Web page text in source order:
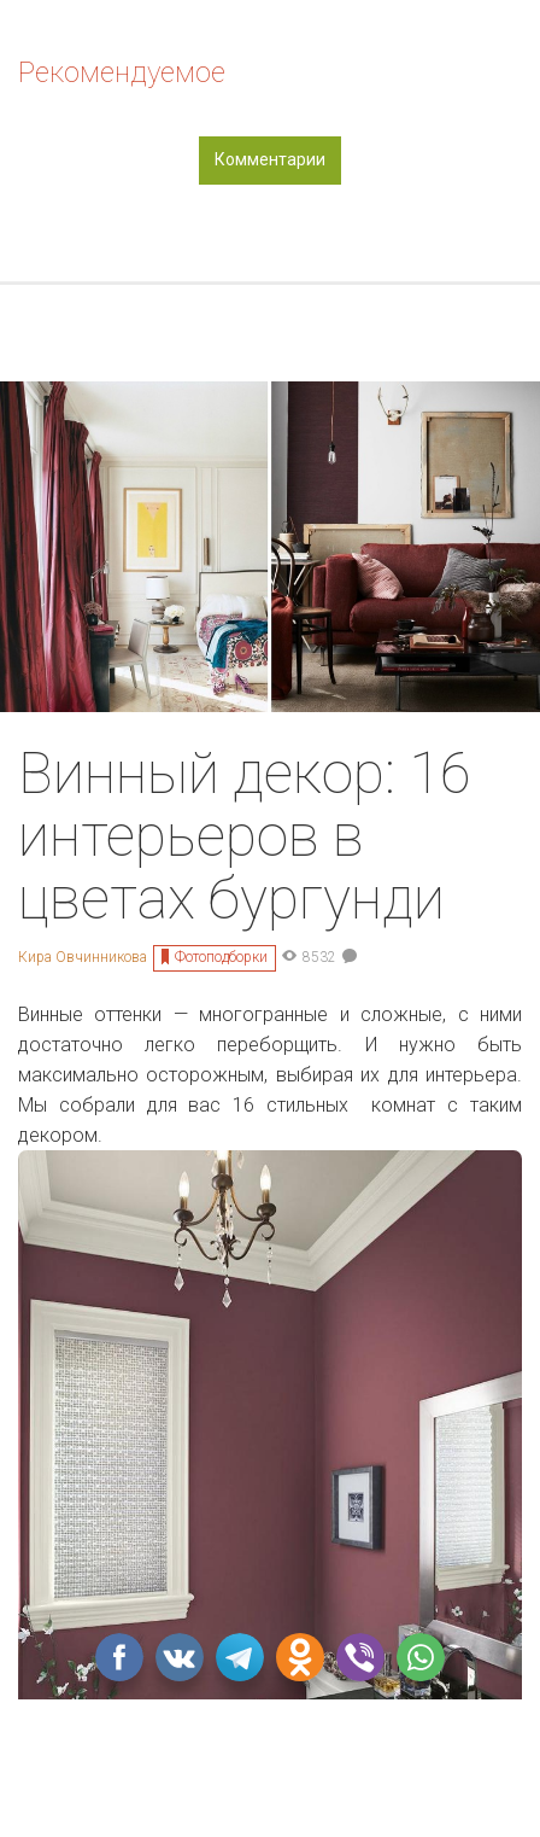
Рекомендуемое
Комментарии
Винный декор: 16
интерьеров в
цветах бургунди
Кира Овчинникова Фотоподборки 8532
Винные оттенки — многогранные и сложные, с ними
достаточно легко переборщить. И нужно быть
максимально осторожным, выбирая их для интерьера.
Мы собрали для вас 16 стильных комнат с таким
декором.